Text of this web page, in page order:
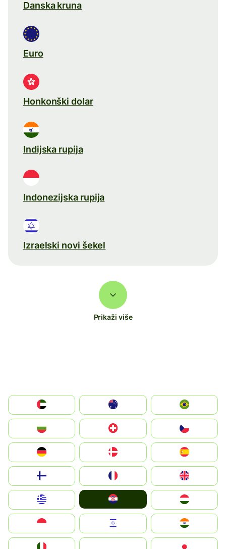
Danska kruna
Euro
Honkonški dolar
Indijska rupija
Indonezijska rupija
Izraelski novi šekel
Prikaži više
الإمارات العربية المتحدة
Switzerland
Deutschland
United Kingdom
Magyarország